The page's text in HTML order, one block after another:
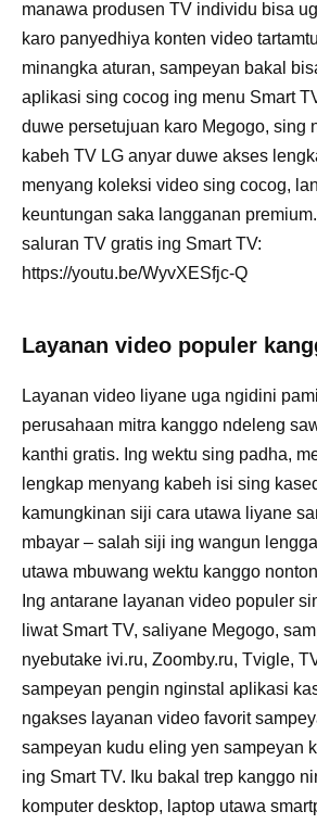
manawa produsen TV individu bisa
karo panyedhiya konten video
minangka aturan, sampeyan bakal
aplikasi sing cocog ing menu Smart
duwe persetujuan karo Megogo, sing
kabeh TV LG anyar duwe akses
menyang koleksi video sing cocog,
keuntungan saka langganan
saluran TV gratis ing Smart TV:
https://youtu.be/WyvXESfjc-Q
Layanan video populer
Layanan video liyane uga ngidini
perusahaan mitra kanggo ndeleng
kanthi gratis. Ing wektu sing padha,
lengkap menyang kabeh isi sing
kamungkinan siji cara utawa liyane
mbayar – salah siji ing wangun
utawa mbuwang wektu kanggo
Ing antarane layanan video populer
liwat Smart TV, saliyane Megogo,
nyebutake ivi.ru, Zoomby.ru, Tvigle,
sampeyan pengin nginstal aplikasi
ngakses layanan video favorit
sampeyan kudu eling yen sampeyan
ing Smart TV. Iku bakal trep kanggo
komputer desktop, laptop utawa